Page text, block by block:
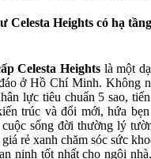
Celesta Heights có hạ
Celesta Heightslà một
ở Hồ Chí Minh. Không
lực tiêu chuẩn 5 sao,
trúc và đổi mới, hứa
sống đời thường lý
rẻ xanh chăm sóc sức
ninh tốt nhất cho ngôi